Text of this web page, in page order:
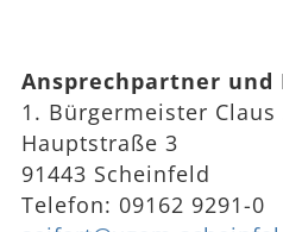
Ansprechpartner und
1. Bürgermeister Claus
Hauptstraße 3
91443 Scheinfeld
Telefon: 09162 9291-0